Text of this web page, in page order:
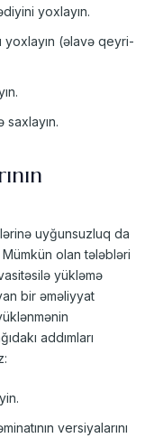
yoxlayın.
yoxlayın (əlavə qeyri-
uyğunsuzluq da
olan tələbləri
yükləmə
bir əməliyyat
addımları
versiyalarını